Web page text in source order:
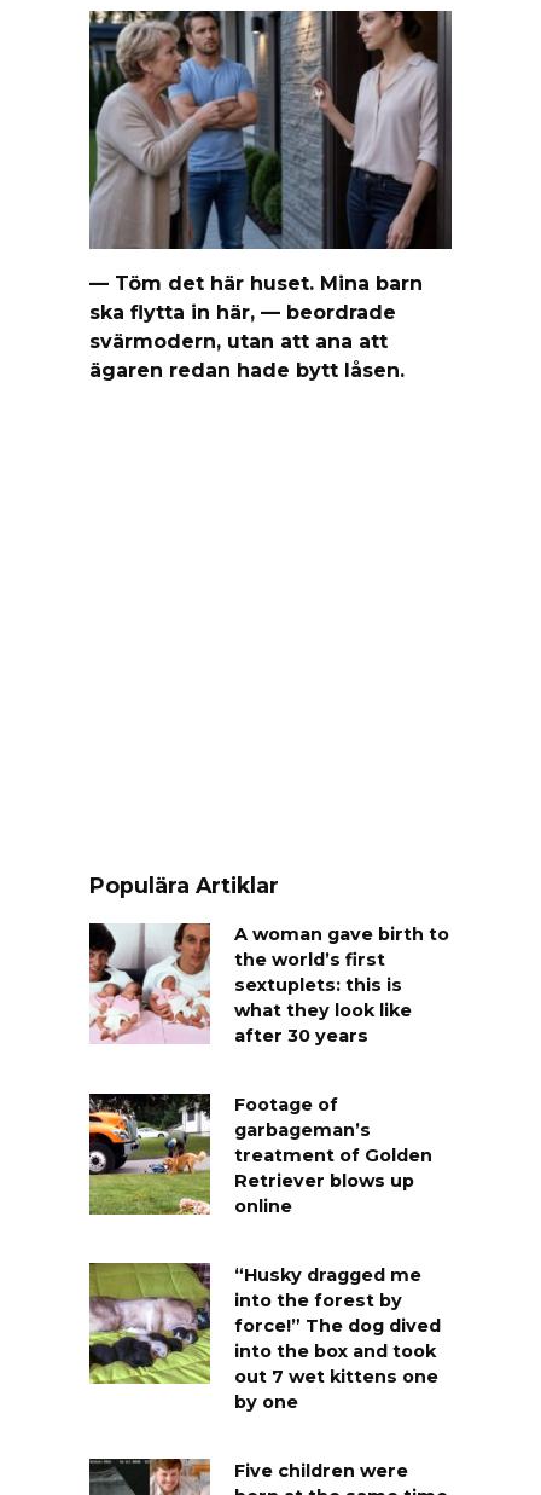
— Töm det här huset. Mina barn
ska flytta in här, — beordrade
svärmodern, utan att ana att
ägaren redan hade bytt låsen.
Populära Artiklar
A woman gave birth to
the world’s first
sextuplets: this is
what they look like
after 30 years
Footage of
garbageman’s
treatment of Golden
Retriever blows up
online
“Husky dragged me
into the forest by
force!” The dog dived
into the box and took
out 7 wet kittens one
by one
Five children were